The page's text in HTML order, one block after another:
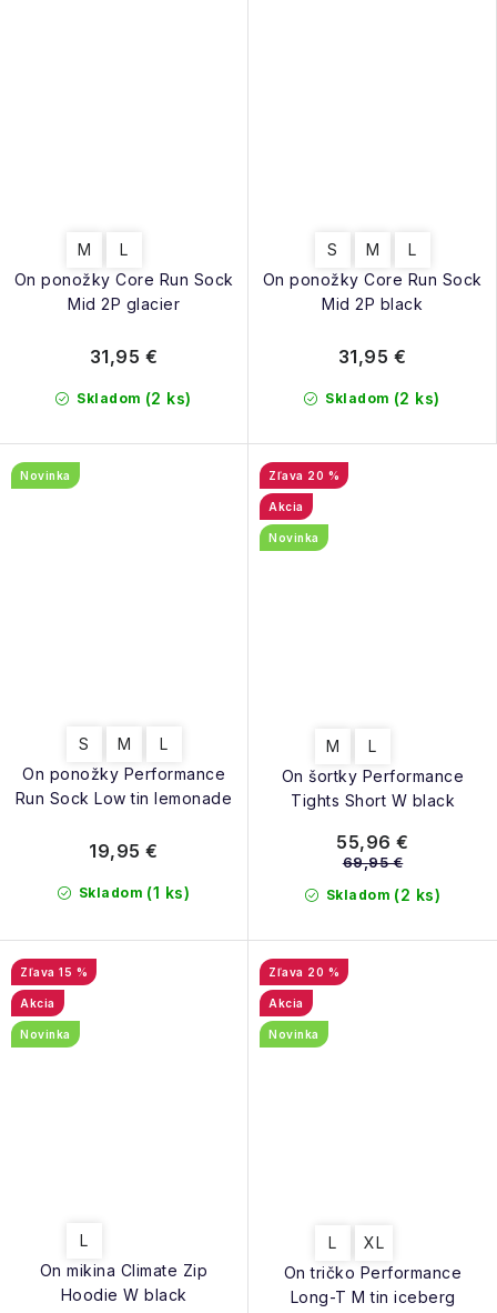
On ponožky Core Run Sock
Mid 2P glacier
M L
Skladom (2 ks)
31,95 €
On ponožky Core Run Sock
Mid 2P black
S M L
Skladom (2 ks)
31,95 €
On ponožky Performance
Run Sock Low tin lemonade
Novinka
S M L
Skladom (1 ks)
19,95 €
On šortky Performance
Tights Short W black
20 %
Akcia
Novinka
M L
Skladom (2 ks)
55,96 €
69,95 €
On mikina Climate Zip
Hoodie W black
15 %
Akcia
Novinka
L
On tričko Performance
Long-T M tin iceberg
20 %
Akcia
Novinka
L XL